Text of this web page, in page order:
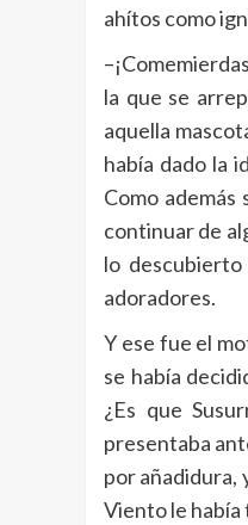
ahítos como
la que se
aquella
había dado la
Como
continuar de
lo
adoradores.
Y ese fue el
se había
¿Es que
presentaba
por añadidura,
Viento le había